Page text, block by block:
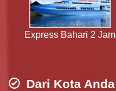
Express Bahari 2 Jam
Dari Kota Anda